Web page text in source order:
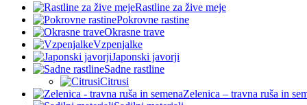
Rastline za žive meje
Pokrovne rastine
Okrasne trave
Vzpenjalke
Japonski javorji
Sadne rastline
Citrusi
Zelenica – travna ruša in